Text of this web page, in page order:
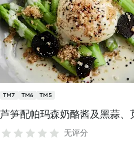
TM7 TM6 TM5
芦笋配帕玛森奶酪酱及黑蒜、
无评分